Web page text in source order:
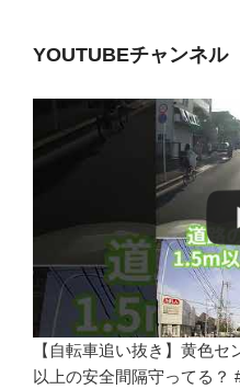
YOUTUBEチャンネル
【自転車追い抜き】黄色
以上の安全間隔守ってる？